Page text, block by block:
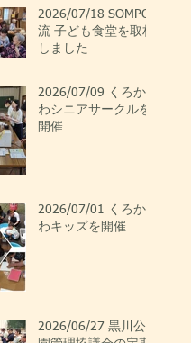
2026/07/18 SOMPO
流 子ども食堂を取材
しました
2026/07/09 くろか
わシニアサークルを
開催
2026/07/01 くろか
わキッズを開催
2026/06/27 黒川公